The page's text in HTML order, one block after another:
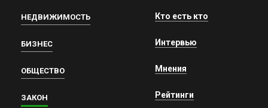
НЕДВИЖИМОСТЬ
БИЗНЕС
ОБЩЕСТВО
ЗАКОН
Кто есть кто
Интервью
Мнения
Рейтинги